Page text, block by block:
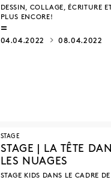
DESSIN, COLLAGE, ÉCRITURE
PLUS ENCORE!
04.04.2022 08.04.2022
STAGE
STAGE | LA TÊTE
LES NUAGES
STAGE KIDS DANS LE CADRE DE